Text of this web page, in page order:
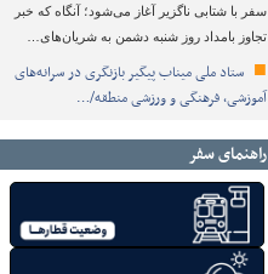
سفر با شتابی ناگزیر آغاز می‌شود؛ آنگاه که خبر
تجاوز بامداد روز شنبه دشمن به شریان‌های…
ستاد ملی میناب پیگیر بازنگری در سرانه‌های
آموزشی، فرهنگی و ورزشی منطقه/…
راهنمای سفر